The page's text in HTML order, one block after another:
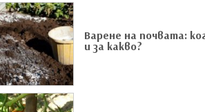
Варене на почвата:
и за какво?